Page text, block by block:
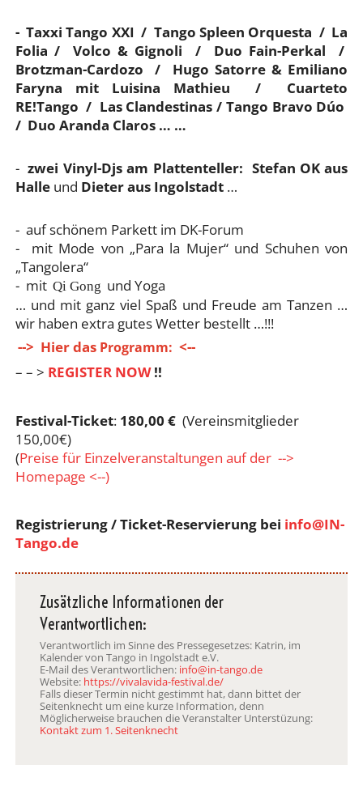
- Taxxi Tango XXI / Tango Spleen Orquesta / La
Folia / Volco & Gignoli / Duo Fain-Perkal /
Brotzman-Cardozo / Hugo Satorre & Emiliano
Faryna mit Luisina Mathieu / Cuarteto
RE!Tango / Las Clandestinas / Tango Bravo Dúo
/ Duo Aranda Claros … …
-zwei Vinyl-Djs am Plattenteller: Stefan OK aus
Halleund Dieter aus Ingolstadt…
- auf schönem Parkett im DK-Forum
- mit Mode von „Para la Mujer“ und Schuhen von
„Tangolera“
- mit Qi Gong und Yoga
… und mit ganz viel Spaß und Freude am Tanzen …
wir haben extra gutes Wetter bestellt …!!!
--> Hier das Programm: <--
– – > REGISTER NOW!!
Festival-Ticket: 180,00 €(Vereinsmitglieder
150,00€)
(Preise für Einzelveranstaltungen auf der -->
Homepage <--)
Registrierung / Ticket-Reservierung bei info@IN-
Tango.de
Zusätzliche Informationen der
Verantwortlichen:
Verantwortlich im Sinne des Pressegesetzes: Katrin, im
Kalender von Tango in Ingolstadt e.V.
E-Mail des Verantwortlichen: info@in-tango.de
Website: https://vivalavida-festival.de/
Falls dieser Termin nicht gestimmt hat, dann bittet der
Seitenknecht um eine kurze Information, denn
Möglicherweise brauchen die Veranstalter Unterstüzung:
Kontakt zum 1. Seitenknecht